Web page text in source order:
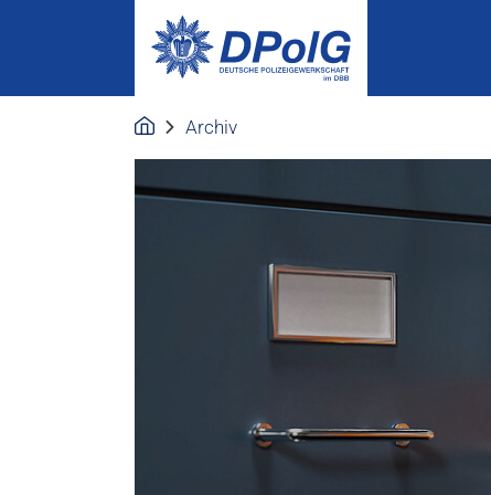
Archiv